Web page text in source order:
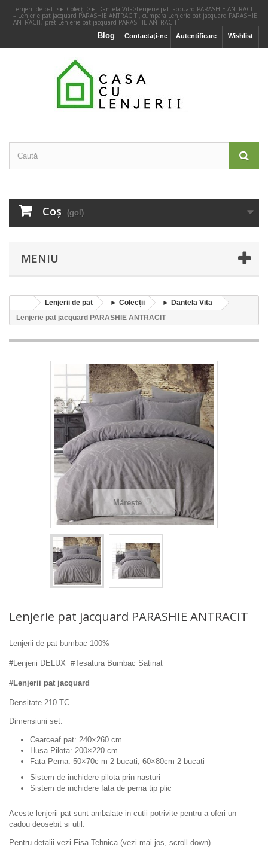
Lenjerii de pat > ► Colecții> ► Dantela Vita>Lenjerie pat jacquard PARASHIE ANTRACIT
– Lenjerie pat jacquard PARASHIE ANTRACIT , cumpara Lenjerie pat jacquard PARASHIE
ANTRACIT, pret Lenjerie pat jacquard PARASHIE ANTRACIT
Wishlist
Autentificare
Contactaţi-ne
Blog
Coş (gol)
MENIU
Lenjerii de pat ► Colecții
► Dantela Vita
Lenjerie pat jacquard PARASHIE ANTRACIT
Mărește
Lenjerie pat jacquard PARASHIE ANTRACIT
Lenjerii de pat bumbac 100%
#Lenjerii DELUX #Tesatura Bumbac Satinat
#Lenjerii pat jacquard
Densitate 210 TC
Dimensiuni set:
Cearceaf pat: 240×260 cm
Husa Pilota: 200×220 cm
Fata Perna: 50×70c m 2 bucati, 60×80cm 2 bucati
Sistem de inchidere pilota prin nasturi
Sistem de inchidere fata de perna tip plic
Aceste lenjerii pat sunt ambalate in cutii potrivite pentru a oferi un
cadou deosebit si util.
Pentru detalii vezi Fisa Tehnica (vezi mai jos, scroll down)